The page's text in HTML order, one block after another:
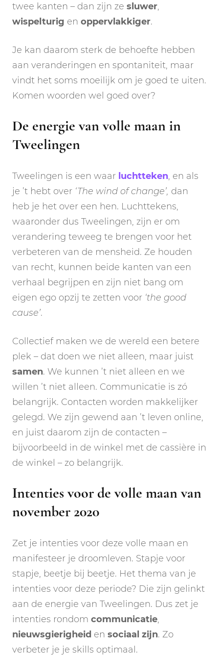
twee kanten – dan zijn ze sluwer,
wispelturig en oppervlakkiger.
Je kan daarom sterk de behoefte hebben
aan veranderingen en spontaniteit, maar
vindt het soms moeilijk om je goed te uiten.
Komen woorden wel goed over?
De energie van volle maan in
Tweelingen
Tweelingen is een waar luchtteken, en als
je ’t hebt over ‘The wind of change’, dan
heb je het over een hen. Luchttekens,
waaronder dus Tweelingen, zijn er om
verandering teweeg te brengen voor het
verbeteren van de mensheid. Ze houden
van recht, kunnen beide kanten van een
verhaal begrijpen en zijn niet bang om
eigen ego opzij te zetten voor ‘the good
cause’.
Collectief maken we de wereld een betere
plek – dat doen we niet alleen, maar juist
samen. We kunnen ’t niet alleen en we
willen ’t niet alleen. Communicatie is zó
belangrijk. Contacten worden makkelijker
gelegd. We zijn gewend aan ’t leven online,
en juist daarom zijn de contacten –
bijvoorbeeld in de winkel met de cassière in
de winkel – zo belangrijk.
Intenties voor de volle maan van
november 2020
Zet je intenties voor deze volle maan en
manifesteer je droomleven. Stapje voor
stapje, beetje bij beetje. Het thema van je
intenties voor deze periode? Die zijn gelinkt
aan de energie van Tweelingen. Dus zet je
intenties rondom communicatie,
nieuwsgierigheid en sociaal zijn. Zo
verbeter je je skills optimaal.